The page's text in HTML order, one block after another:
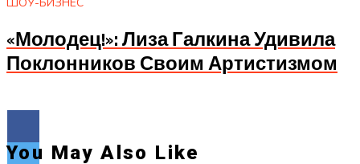
«Молодец!»: Лиза Галкина Удивила
Поклонников Своим Артистизмом
You May Also Like